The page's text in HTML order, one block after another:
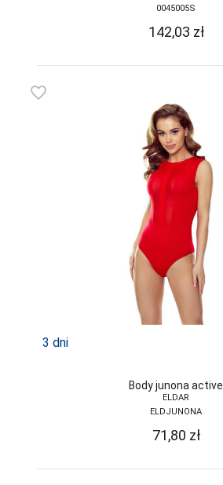
0045005S
142,03 zł
favorite_border
3 dni
Body junona active
ELDAR
ELDJUNONA
71,80 zł